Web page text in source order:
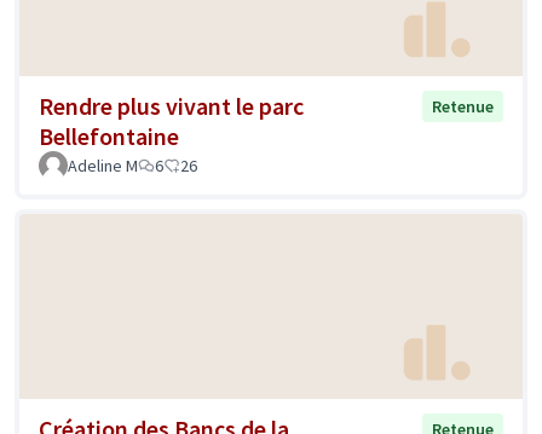
Rendre plus vivant le parc
Bellefontaine
Retenue
Adeline M 6 26
Retenue